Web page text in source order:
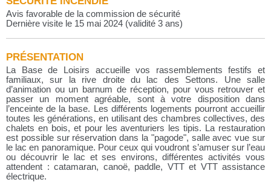
Avis favorable de la commission de sécurité
Dernière visite le 15 mai 2024 (validité 3 ans)
PRÉSENTATION
La Base de Loisirs accueille vos rassemblements festifs et
familiaux, sur la rive droite du lac des Settons. Une salle
d’animation ou un barnum de réception, pour vous retrouver et
passer un moment agréable, sont à votre disposition dans
l’enceinte de la base. Les différents logements pourront accueillir
toutes les générations, en utilisant des chambres collectives, des
chalets en bois, et pour les aventuriers les tipis. La restauration
est possible sur réservation dans la "pagode", salle avec vue sur
le lac en panoramique. Pour ceux qui voudront s’amuser sur l’eau
ou découvrir le lac et ses environs, différentes activités vous
attendent : catamaran, canoë, paddle, VTT et VTT assistance
électrique.